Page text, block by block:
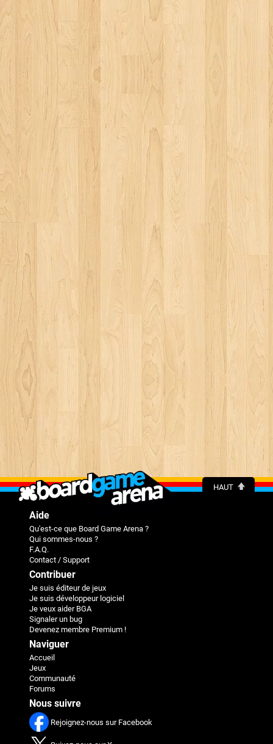
HAUT
Aide
Qu'est-ce que Board Game Arena ?
Qui sommes-nous ?
F.A.Q.
Contact / Support
Contribuer
Je suis éditeur de jeux
Je suis développeur logiciel
Je veux aider BGA
Signaler un bug
Devenez membre Premium !
Naviguer
Accueil
Jeux
Communauté
Forums
Nous suivre
Rejoignez-nous sur Facebook